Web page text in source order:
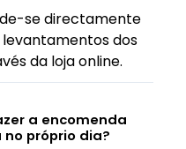
se directamente
dos
da loja online.
a encomenda
próprio dia?